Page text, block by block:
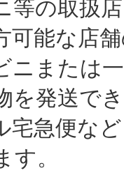
の取扱
可能な店
たは一
を発送で
便など
す。